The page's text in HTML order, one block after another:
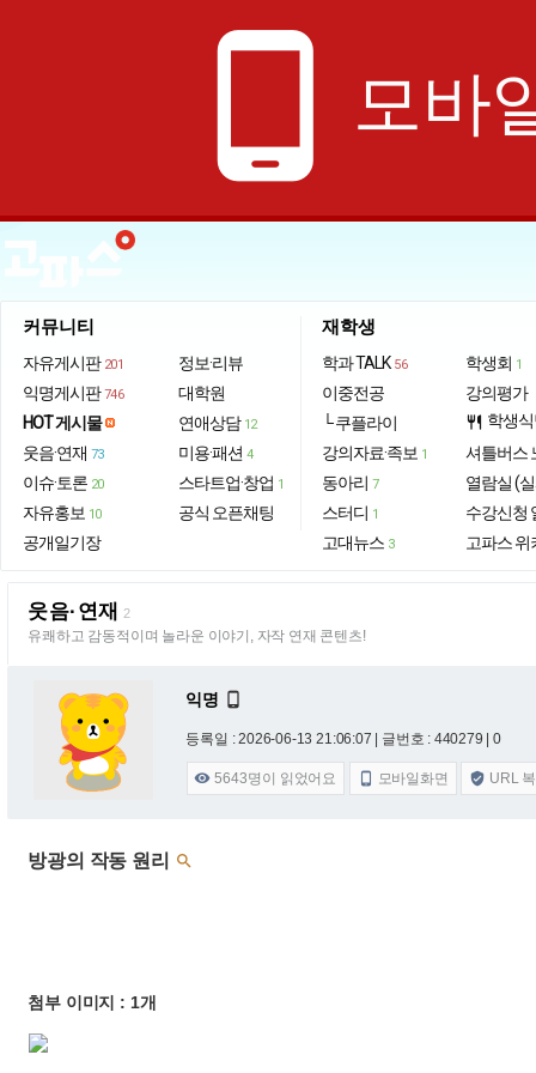
phone_android 모바
커뮤니티
자유게시판 201
익명게시판 746
HOT 게시물
웃음·연재 73
이슈·토론 20
자유홍보 10
공개일기장
정보·리뷰
대학원
연애상담 12
미용·패션 4
스타트업·창업 1
공식 오픈채팅
재학생
학과 TALK 56
이중전공
└ 쿠플라이
강의자료·족보 1
동아리 7
스터디 1
고대뉴스 3
학생회 1
강의평가
restaurant 학생
셔틀버스
열람실 (
수강신청
고파스 위
웃음·연재 2
유쾌하고 감동적이며 놀라운 이야기, 자작 연재 콘텐츠!
익명 
등록일 : 2026-06-13 21:06:07 | 글번호 : 440279 | 0
 5643명이 읽었어요  모바일화면  URL
방광의 작동 원리 
첨부 이미지 : 1개